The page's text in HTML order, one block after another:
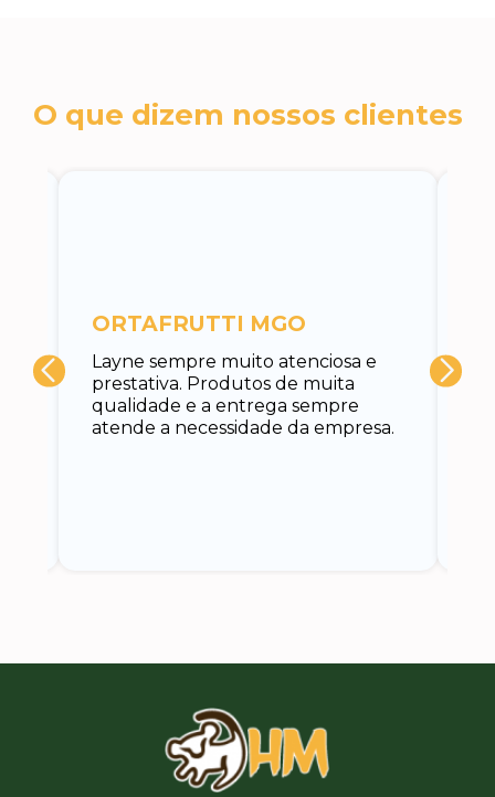
O que dizem nossos clientes
Layne sempre muito atenciosa e
prestativa. Produtos de muita
qualidade e a entrega sempre
atende a necessidade da empresa.
ORTAFRUTTI MGO